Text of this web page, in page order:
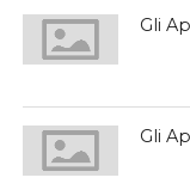
Gli
Gli